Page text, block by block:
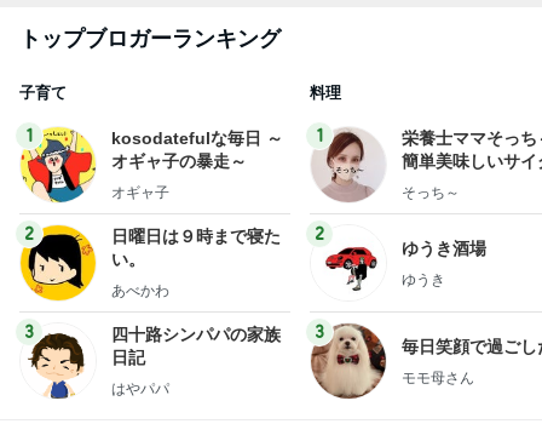
トップブロガーランキング
子育て
1
kosodatefulな毎日 ～
オギャ子の暴走～
オギャ子
2
日曜日は９時まで寝た
い。
あべかわ
3
四十路シンパパの家族
日記
はやパパ
料理
1
栄養士ママそっち
簡単美味しいサイ
献立
そっち～
2
ゆうき酒場
ゆうき
3
毎日笑顔で過ごし
モモ母さん